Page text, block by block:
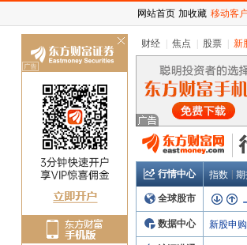
财经 焦点 股票 新
行情中心 指数
全球股市
数据中心 新股申购
网站首页 加收藏 移动客
关